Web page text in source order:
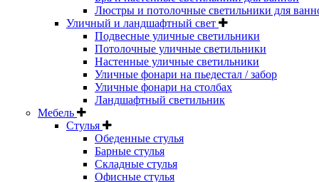
Люстры и потолочные светильники для
Уличный и ландшафтный свет
Подвесные уличные светильники
Потолочные уличные светильники
Настенные уличные светильники
Уличные фонари на пьедестал / забор
Уличные фонари на столбах
Ландшафтный светильник
Мебель
Стулья
Обеденные стулья
Барные стулья
Складные стулья
Офисные стулья